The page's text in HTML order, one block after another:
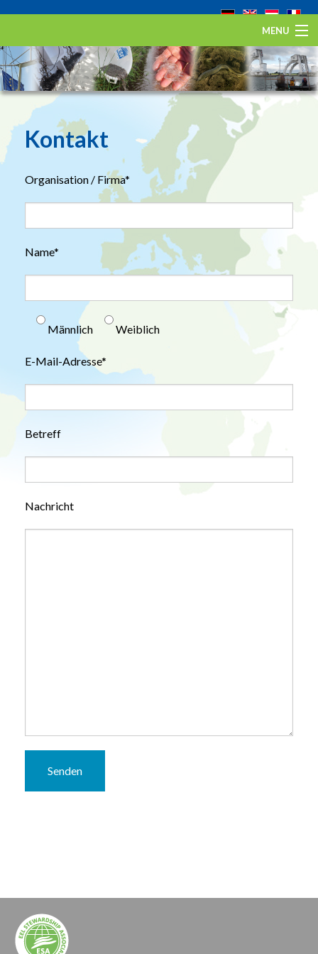
MENU
Startseite
Der Europäische Aal
Eel Stewardship Fund
Kontakt
Organisation / Firma*
Name*
Männlich Weiblich
E-Mail-Adresse*
Betreff
Nachricht
Senden